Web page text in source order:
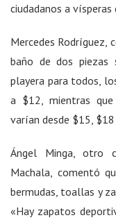
ciudadanos a
Mercedes Rodríguez,
baño de dos piezas
playera para todos,
a $12, mientras
varían desde $15, $18
Ángel Minga, otro
Machala, comentó
bermudas, toallas y
«Hay zapatos